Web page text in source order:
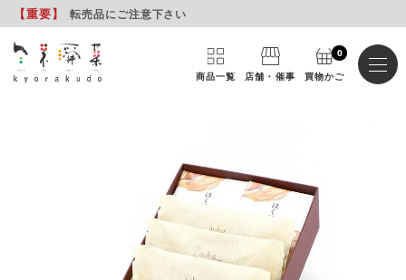
【重要】 転売品にご注意下さい
商品一覧 店舗・催事 買物かご
0